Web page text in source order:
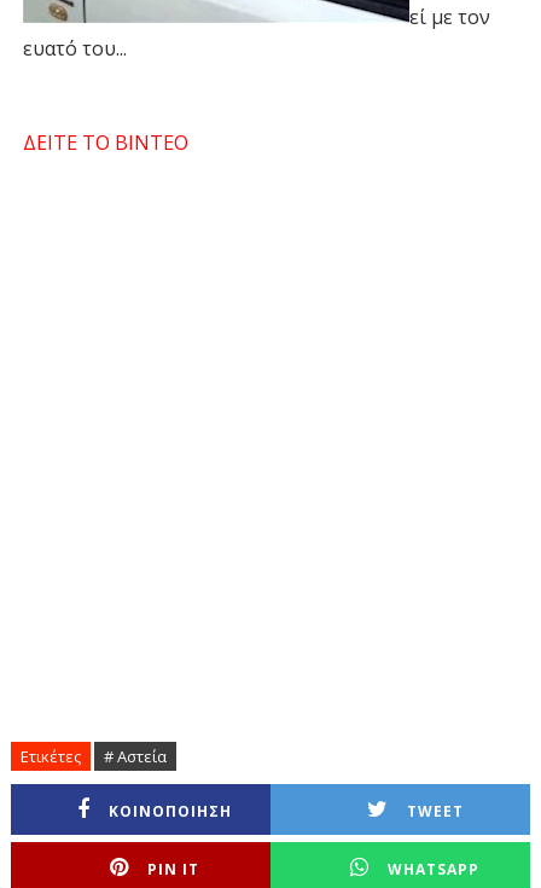
εί με τον
ευατό του...
ΔΕΙΤΕ ΤΟ ΒΙΝΤΕΟ
Ετικέτες # Αστεία
ΚΟΙΝΟΠΟΙΗΣΗ TWEET
PIN IT WHATSAPP